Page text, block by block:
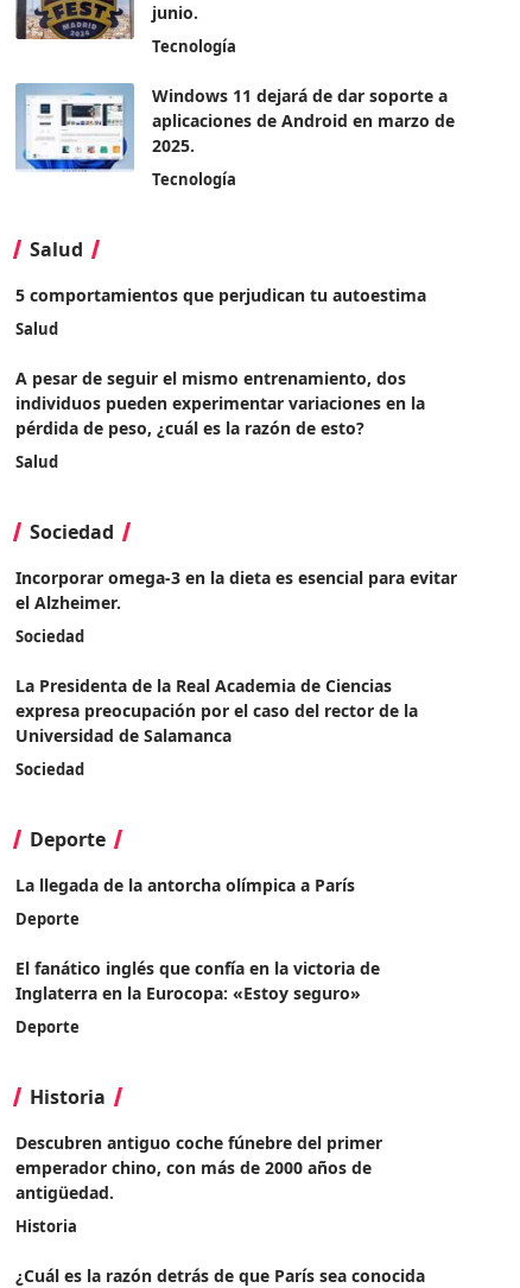
junio.
Tecnología
Windows 11 dejará de dar soporte a
aplicaciones de Android en marzo de
2025.
Tecnología
Salud
5 comportamientos que perjudican tu autoestima
Salud
A pesar de seguir el mismo entrenamiento, dos
individuos pueden experimentar variaciones en la
pérdida de peso, ¿cuál es la razón de esto?
Salud
Sociedad
Incorporar omega-3 en la dieta es esencial para evitar
el Alzheimer.
Sociedad
La Presidenta de la Real Academia de Ciencias
expresa preocupación por el caso del rector de la
Universidad de Salamanca
Sociedad
Deporte
La llegada de la antorcha olímpica a París
Deporte
El fanático inglés que confía en la victoria de
Inglaterra en la Eurocopa: «Estoy seguro»
Deporte
Historia
Descubren antiguo coche fúnebre del primer
emperador chino, con más de 2000 años de
antigüedad.
Historia
¿Cuál es la razón detrás de que París sea conocida